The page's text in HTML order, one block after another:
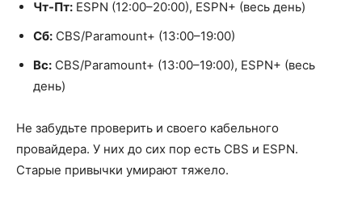
Чт-Пт: ESPN (12:00–20:00), ESPN+ (весь день)
Сб: CBS/Paramount+ (13:00–19:00)
Вс: CBS/Paramount+ (13:00–19:00), ESPN+ (весь
день)
Не забудьте проверить и своего кабельного
провайдера. У них до сих пор есть CBS и ESPN.
Старые привычки умирают тяжело.